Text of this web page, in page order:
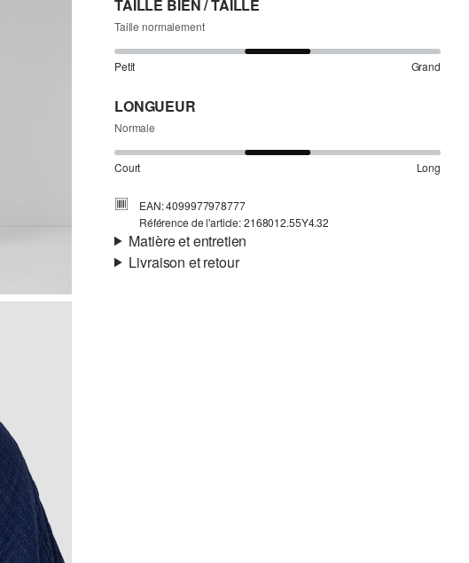
TAILLE BIEN / TAILLE
Taille normalement
Petit Grand
LONGUEUR
Normale
Court Long
EAN: 4099977978777
Référence de l'article: 2168012.55Y4.32
Matière et entretien
Livraison et retour